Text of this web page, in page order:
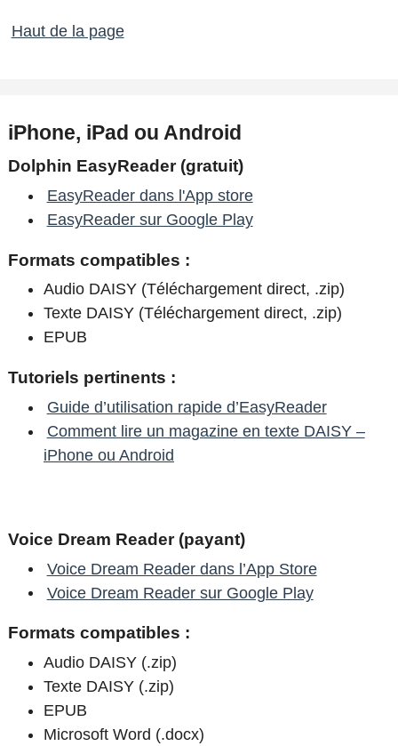
Haut de la page
iPhone, iPad ou Android
Dolphin EasyReader (gratuit)
EasyReader dans l'App store
EasyReader sur Google Play
Formats compatibles :
Audio DAISY (Téléchargement direct, .zip)
Texte DAISY (Téléchargement direct, .zip)
EPUB
Tutoriels pertinents :
Guide d’utilisation rapide d’EasyReader
Comment lire un magazine en texte DAISY –
iPhone ou Android
Voice Dream Reader (payant)
Voice Dream Reader dans l’App Store
Voice Dream Reader sur Google Play
Formats compatibles :
Audio DAISY (.zip)
Texte DAISY (.zip)
EPUB
Microsoft Word (.docx)